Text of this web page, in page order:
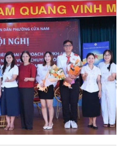
di sản, kết nối văn hóa”. Sự kiện
Nam tổ chức đã thu hút sự
ngàn cán bộ, đảng viên, người
của UBND phường Cửa Nam và